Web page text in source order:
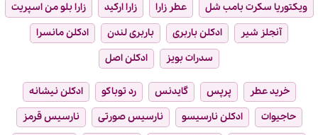
ویکتوریا سکرت بامب شل
عطر زارا زارا ارکید
زارا بلو من اسپریت
آنجلز شیر
ادکلن باربری باربری لندن
ادکلن مانسرا
سدرات بویز
ادکلن اصل
خرید عطر پرپس گایدنس رد توباکو
ادکلن نیشانه
حاجیوات
ادکلن نارسیسو نارسیس صورتی
نارسیس قرمز